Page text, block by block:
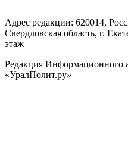
Адрес редакции: 620014,
Свердловская область, г.
этаж
Редакция Информационного
«УралПолит.ру»